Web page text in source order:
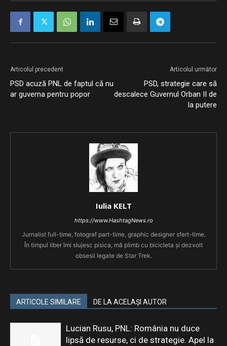
Articolul precedent
PSD acuză PNL de faptul că nu
ar guverna pentru popor
Articolul următor
PSD, strategie care să
descalece Guvernul Orban II de
la putere
Iulia KELT
https://www.HashtagNews.ro
Jurnalist full-time, fotograf part-time, graphic designer sfert-time.
În timpul liber îmi slujesc pisica, mă plimb cu bicicleta și dezvolt
obsesii legate de Star Trek.
ARTICOLE SIMILARE DE LA ACELAȘI AUTOR
Lucian Rusu, PNL: România nu duce
lipsă de resurse, ci de strategie. Apel la